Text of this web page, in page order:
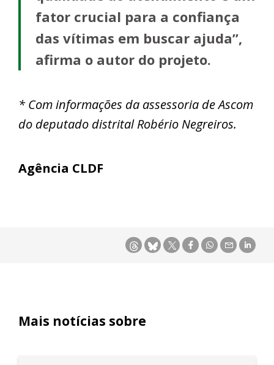
fator crucial para a confiança
das vítimas em buscar ajuda”,
afirma o autor do projeto.
* Com informações da assessoria de Ascom
do deputado distrital Robério Negreiros.
Agência CLDF
Mais notícias sobre